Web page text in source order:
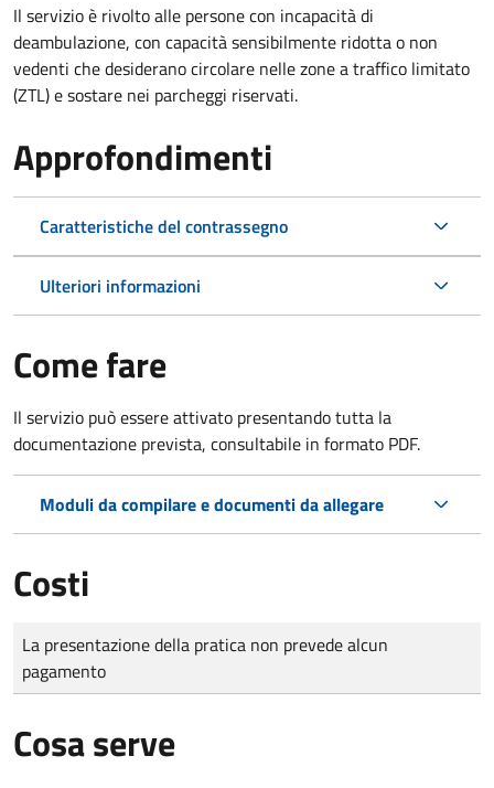
Il servizio è rivolto alle persone con incapacità di
deambulazione, con capacità sensibilmente ridotta o non
vedenti che desiderano circolare nelle zone a traffico limitato
(ZTL) e sostare nei parcheggi riservati.
Approfondimenti
Caratteristiche del contrassegno
Ulteriori informazioni
Come fare
Il servizio può essere attivato presentando tutta la
documentazione prevista, consultabile in formato PDF.
Moduli da compilare e documenti da allegare
Costi
Tipo di pagamento
Importo
La presentazione della pratica non prevede alcun
pagamento
Cosa serve